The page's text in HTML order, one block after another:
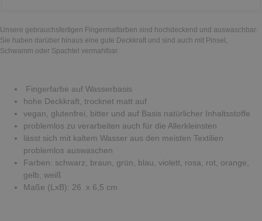
Unsere gebrauchsfertigen Fingermalfarben sind hochdeckend und auswaschbar.
Sie haben darüber hinaus eine gute Deckkraft und sind auch mit Pinsel,
Schwamm oder Spachtel vermahlbar.
Fingerfarbe auf Wasserbasis
hohe Deckkraft, trocknet matt auf
vegan, glutenfrei, bitter und auf Basis natürlicher Inhaltsstoffe
problemlos zu verarbeiten auch für die Allerkleinsten
lässt sich mit kaltem Wasser aus den meisten Textilien
problemlos auswaschen
Farben: schwarz, braun, grün, blau, violett, rosa, rot, orange,
gelb, weiß
Maße (LxB): 26 x 6,5 cm